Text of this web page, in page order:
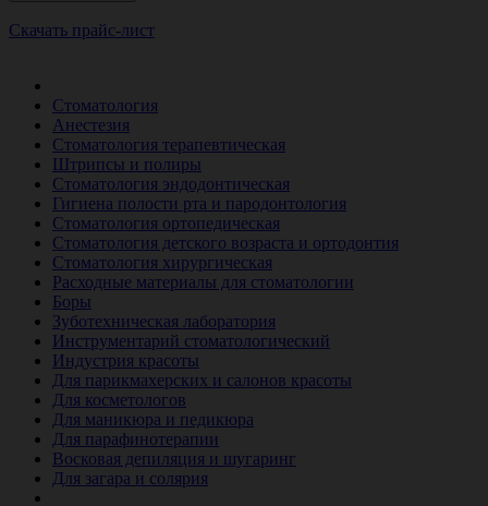
Скачать прайс-лист
Стоматология
Анестезия
Стоматология терапевтическая
Штрипсы и полиры
Стоматология эндодонтическая
Гигиена полости рта и пародонтология
Стоматология ортопедическая
Стоматология детского возраста и ортодонтия
Стоматология хирургическая
Расходные материалы для стоматологии
Боры
Зуботехническая лаборатория
Инструментарий стоматологический
Индустрия красоты
Для парикмахерских и салонов красоты
Для косметологов
Для маникюра и педикюра
Для парафинотерапии
Восковая депиляция и шугаринг
Для загара и солярия